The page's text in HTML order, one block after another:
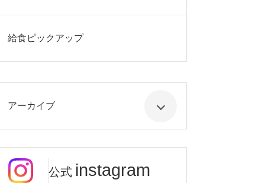
給食ピックアップ
アーカイブ
公式 instagram